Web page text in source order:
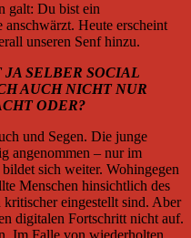
galt: Du bist ein
Heute erscheint
unseren Senf hinzu.
SELBER SOCIAL
AUCH NICHT NUR
ODER?
und Segen. Die junge
angenommen – nur im
sich weiter. Wohingegen
Menschen hinsichtlich des
eingestellt sind. Aber
digitalen Fortschritt nicht auf.